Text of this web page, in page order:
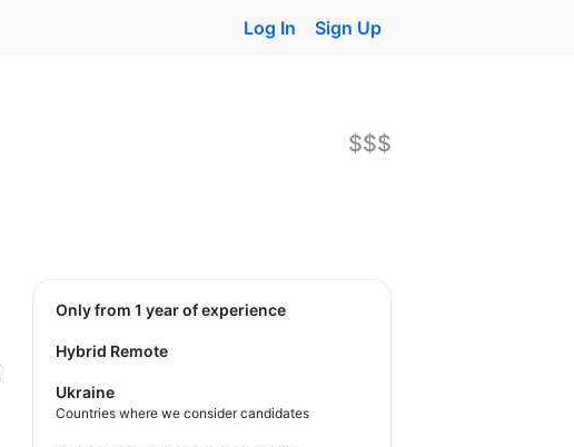
Log In Sign Up
$$$
Only from 1 year of experience
Hybrid Remote
Ukraine
Countries where we consider candidates